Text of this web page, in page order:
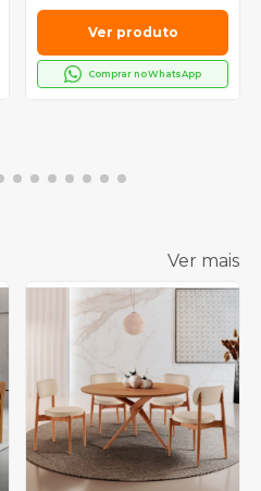
Ver produto
Comprar no WhatsApp
Ver mais